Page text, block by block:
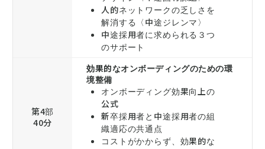
人的ネットワークの乏しさを
解消する〈中途ジレンマ〉
中途採用者に求められる３つ
のサポート
第4部
40分
効果的なオンボーディングのための環
境整備
オンボーディング効果向上の
公式
新卒採用者と中途採用者の組
織適応の共通点
コストがかからず、効果的な